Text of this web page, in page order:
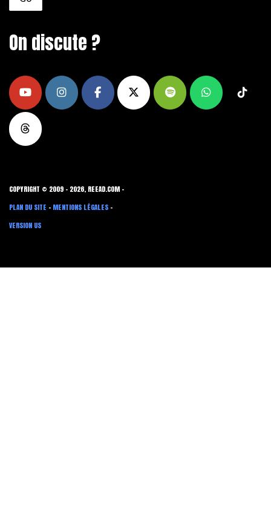
On discute ?
COPYRIGHT © 2009 - 2026, REEAD.COM -
PLAN DU SITE - MENTIONS LÉGALES -
VERSION US